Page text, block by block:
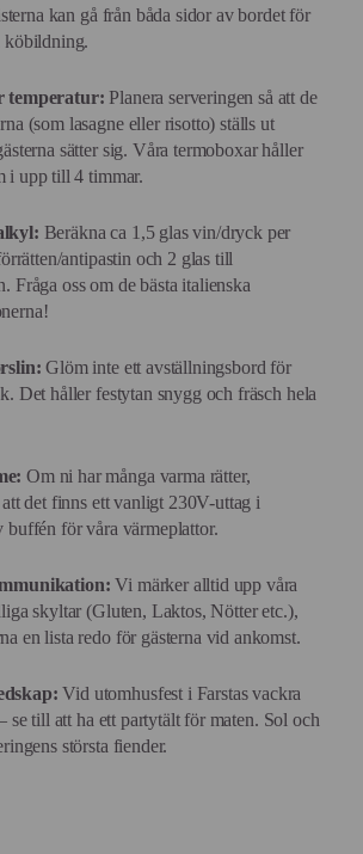
kan gå från båda sidor av bordet för
köbildning.
temperatur: Planera serveringen så att de
(som lasagne eller risotto) ställs ut
sätter sig. Våra termoboxar håller
i upp till 4 timmar.
Beräkna ca 1,5 glas vin/dryck per
antipastin och 2 glas till
Fråga oss om de bästa italienska
Glöm inte ett avställningsbord för
Det håller festytan snygg och fräsch hela
Om ni har många varma rätter,
det finns ett vanligt 230V-uttag i
buffén för våra värmeplattor.
Vi märker alltid upp våra
skyltar (Gluten, Laktos, Nötter etc.),
en lista redo för gästerna vid ankomst.
Vid utomhusfest i Farstas vackra
se till att ha ett partytält för maten. Sol och
största fiender.